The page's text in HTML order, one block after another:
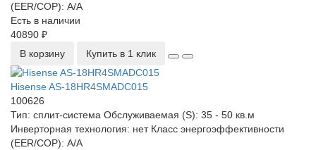
(EER/COP): A/A
Есть в наличии
40890 ₽
В корзину
Купить в 1 клик
Hisense AS-18HR4SMADC015
100626
Тип: сплит-система Обслуживаемая (S): 35 - 50 кв.м
Инверторная технология: нетКласс энергоэффективности
(EER/COP): A/A